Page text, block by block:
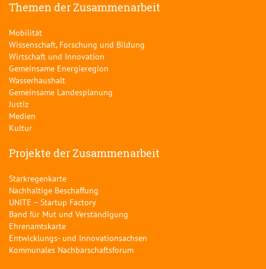
Themen der Zusammenarbeit
Mobilität
Wissenschaft, Forschung und Bildung
Wirtschaft und Innovation
Gemeinsame Energieregion
Wasserhaushalt
Gemeinsame Landesplanung
Justiz
Medien
Kultur
Projekte der Zusammenarbeit
Starkregenkarte
Nachhaltige Beschaffung
UNITE – Startup Factory
Band für Mut und Verständigung
Ehrenamtskarte
Entwicklungs- und Innovationsachsen
Kommunales Nachbarschaftsforum